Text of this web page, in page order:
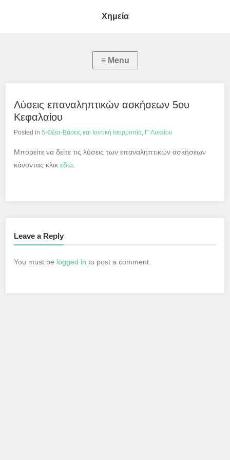
Χημεία
Λύσεις επαναληπτικών ασκήσεων 5ου
Κεφαλαίου
Posted in5-Οξέα-Βάσεις και Ιοντική Ισορροπία, Γ' Λυκείου
Μπορείτε να δείτε τις λύσεις των επαναληπτικών ασκήσεων
κάνοντας κλικεδώ
Leave a Reply
You must be logged in to post a comment.